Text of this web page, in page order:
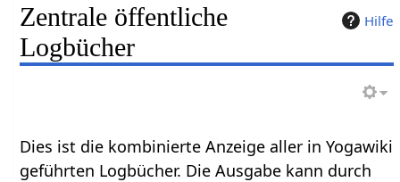
Hilfe
Zentrale öffentliche
Logbücher
Dies ist die kombinierte Anzeige aller in Yogawiki
geführten Logbücher. Die Ausgabe kann durch